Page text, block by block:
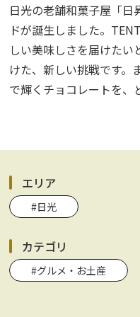
日光の老舗和菓子屋「日
ドが誕生しました。
しい美味しさを届けた
けた、新しい挑戦です。
で輝くチョコレートを、
エリア
#日光
カテゴリ
#グルメ・お土産